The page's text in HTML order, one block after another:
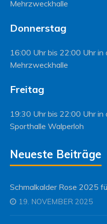
Mehrzweckhalle
Donnerstag
16:00 Uhr bis 22:00 Uhr in
Mehrzweckhalle
Freitag
19:30 Uhr bis 22:00 Uhr in
Sporthalle Walperloh
Neueste Beiträge
Schmalkalder Rose 2025
19. NOVEMBER 2025